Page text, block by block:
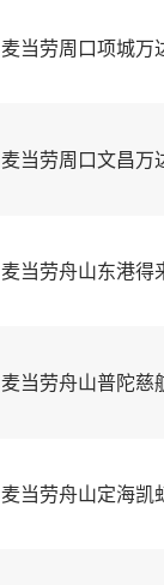
麦当劳周口项城万
麦当劳周口文昌万
麦当劳舟山东港得
麦当劳舟山普陀慈
麦当劳舟山定海凯